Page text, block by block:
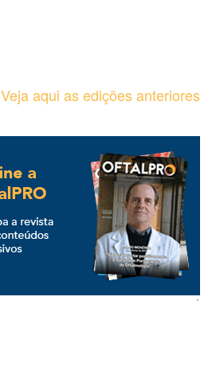
Veja aqui as edições anteriores
`